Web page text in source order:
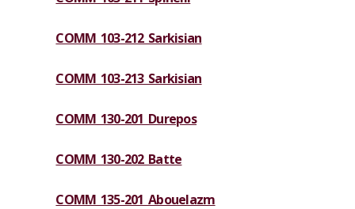
COMM 103-212 Sarkisian
COMM 103-213 Sarkisian
COMM 130-201 Durepos
COMM 130-202 Batte
COMM 135-201 Abouelazm